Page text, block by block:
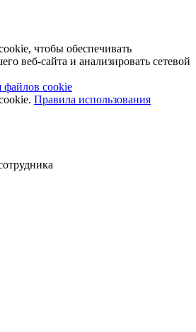
чтобы обеспечивать
веб-сайта и анализировать сетевой
файлов cookie
Правила использования